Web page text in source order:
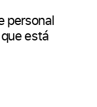
personal
está